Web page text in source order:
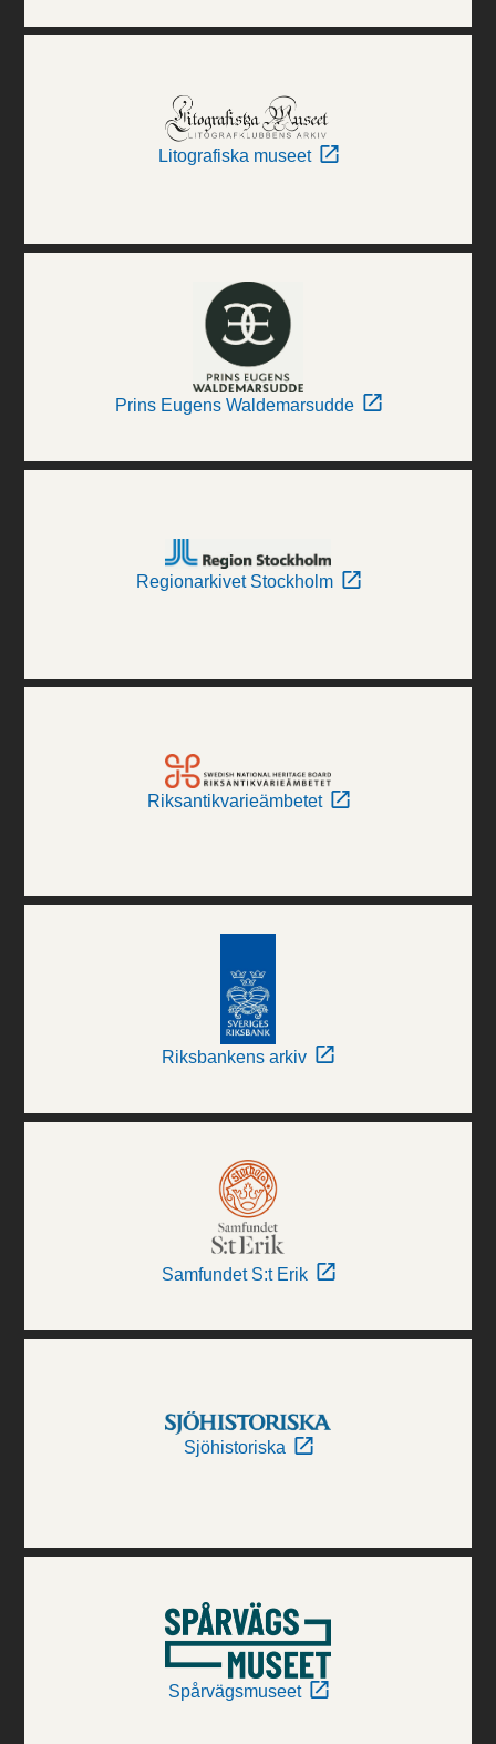
Litografiska museet
Prins Eugens Waldemarsudde
Regionarkivet Stockholm
Riksantikvarieämbetet
Riksbankens arkiv
Samfundet S:t Erik
Sjöhistoriska
Spårvägsmuseet